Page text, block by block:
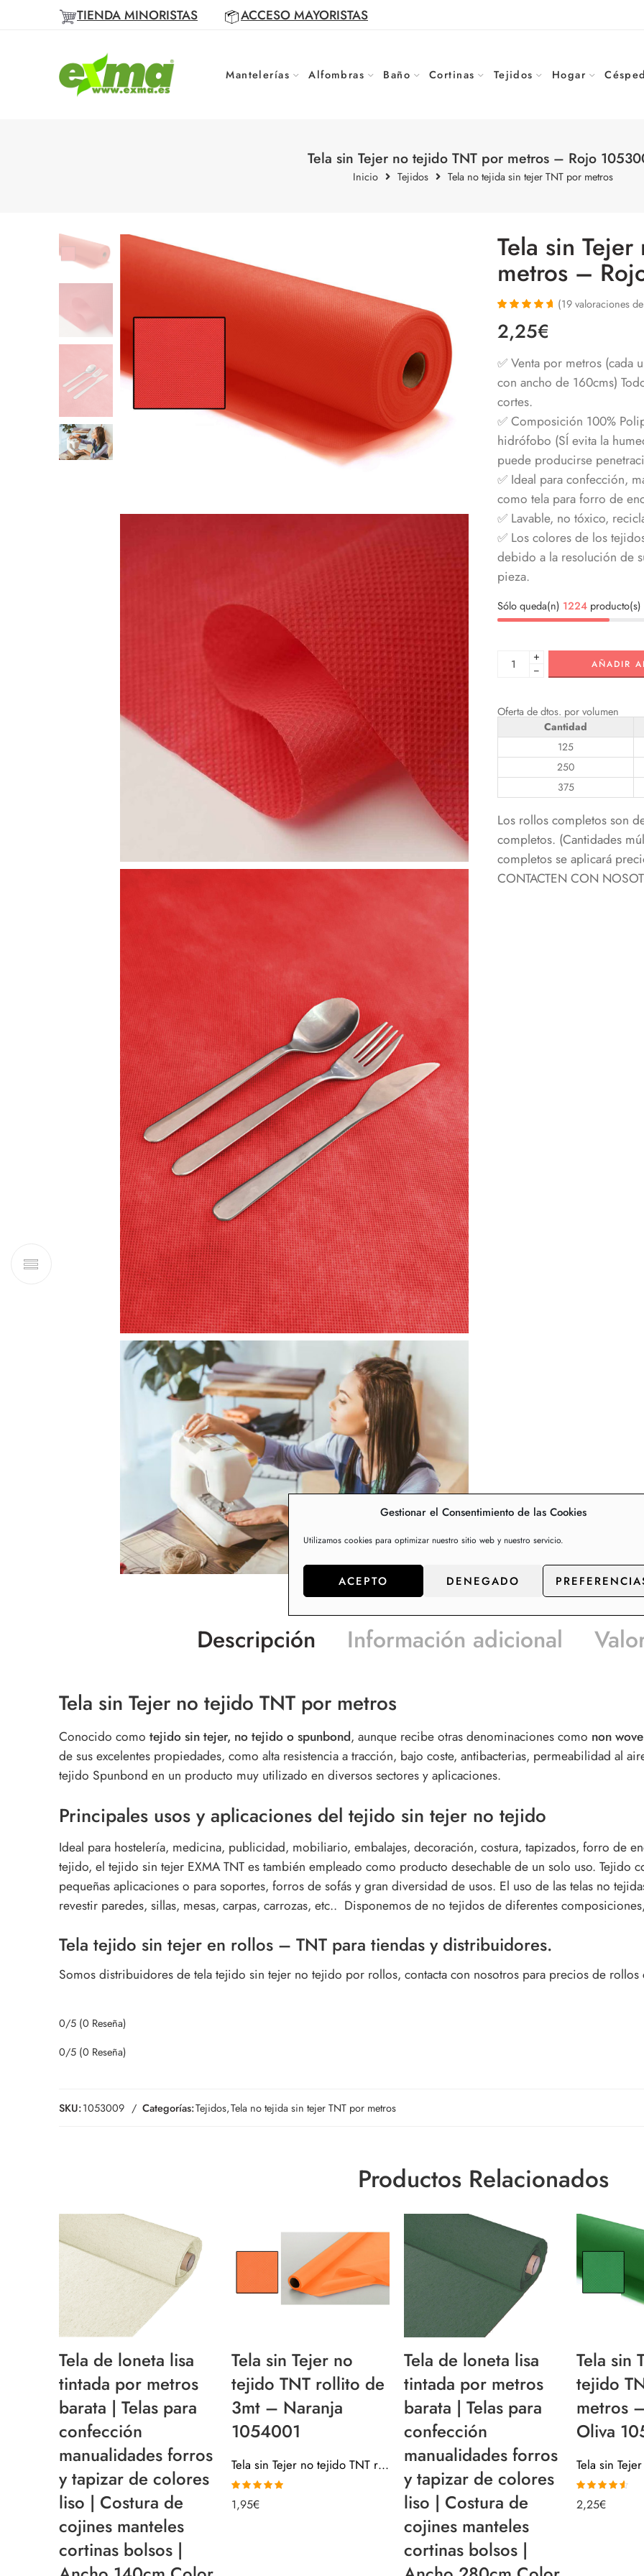
Gestionar el Consentimiento de las Cookies
Utilizamos cookies para optimizar nuestro sitio web y nuestro servicio.
ACEPTO DENEGADO
TIENDA MINORISTAS ACCESO MAYORISTAS
Mantelerías Alfombras Baño Cortinas Tejidos Hogar
Tela sin Tejer no tejido TNT por metros – Rojo
Inicio Tejidos Tela no tejida sin tejer TNT por metros
Tela sin
metros –
4.84 de 5 en
base a
de clientes
(19valoraciones
2,25€
✅ Venta por metros (cada
con ancho de 160cms)
cortes.
✅ Composición 100%
hidrófobo (SÍ evita la
puede producirse
✅ Ideal para confección,
como tela para forro de
✅ Lavable, no tóxico,
✅ Los colores de los
debido a la resolución de
pieza.
Sólo queda(n) 1224 producto(s)
+
−
AÑADIR
Oferta de dtos. por volumen
Cantidad
125
250
375
Los rollos completos son
completos. (Cantidades
completos se aplicará
CONTACTEN CON
Descripción Información adicional
Tela sin Tejer no tejido TNT por metros
Conocido como tejido sin tejer, no tejido o spunbond, aunque recibe otras denominaciones como non
de sus excelentes propiedades, como alta resistencia a tracción, bajo coste, antibacterias, permeabilidad al
tejido Spunbond en un producto muy utilizado en diversos sectores y aplicaciones.
Principales usos y aplicaciones del tejido sin tejer no tejido
Ideal para hostelería, medicina, publicidad, mobiliario, embalajes, decoración, costura, tapizados, forro de
tejido, el tejido sin tejer EXMA TNT es también empleado como producto desechable de un solo uso. Tejido
pequeñas aplicaciones o para soportes, forros de sofás y gran diversidad de usos. El uso de las telas no
revestir paredes, sillas, mesas, carpas, carrozas, etc.. Disponemos de no tejidos de diferentes
Tela tejido sin tejer en rollos – TNT para tiendas y distribuidores.
Somos distribuidores de tela tejido sin tejer no tejido por rollos, contacta con nosotros para precios de rollos
0/5 (0 Reseña)
0/5 (0 Reseña)
SKU:1053009 Categorías:Tejidos,Tela no tejida sin tejer TNT por metros
Productos Relacionados
Tela de loneta lisa
tintada por metros
barata | Telas para
confección
manualidades forros
y tapizar de colores
liso | Costura de
cojines manteles
cortinas bolsos |
Tela sin Tejer no
tejido TNT rollito de
3mt – Naranja
1054001
Tela sin Tejer no tejido TNT rollito de 3mt – Naranja 1054001
Valorado con
5.00de 5
1,95€
Tela de loneta lisa
tintada por metros
barata | Telas para
confección
manualidades forros
y tapizar de colores
liso | Costura de
cojines manteles
cortinas bolsos |
Tela sin
tejido
metros
Oliva
Valorado
con4.50
2,25€